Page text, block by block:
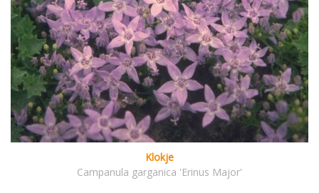
Klokje
Campanula garganica 'Erinus Major'